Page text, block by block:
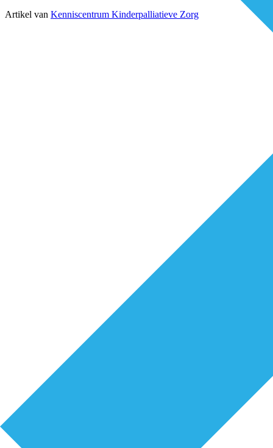
Artikel van Kenniscentrum Kinderpalliatieve Zorg